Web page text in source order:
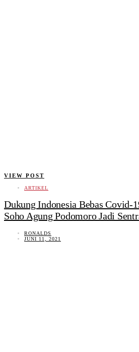
VIEW POST
ARTIKEL
Dukung Indonesia Bebas Covid-
Soho Agung Podomoro Jadi
RONALDS
JUNI 11, 2021